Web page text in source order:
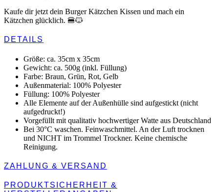
Kaufe dir jetzt dein Burger Kätzchen Kissen und mach ein
Kätzchen glücklich. 🍔🐱
DETAILS
Größe: ca. 35cm x 35cm
Gewicht: ca. 500g (inkl. Füllung)
Farbe: Braun, Grün, Rot, Gelb
Außenmaterial: 100% Polyester
Füllung: 100% Polyester
Alle Elemente auf der Außenhülle sind aufgestickt (nicht
aufgedruckt!)
Vorgefüllt mit qualitativ hochwertiger Watte aus Deutschland
Bei 30°C waschen. Feinwaschmittel. An der Luft trocknen
und NICHT im Trommel Trockner. Keine chemische
Reinigung.
ZAHLUNG & VERSAND
PRODUKTSICHERHEIT &